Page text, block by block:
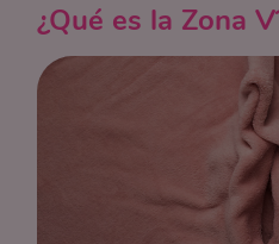
¿Qué es la Zona